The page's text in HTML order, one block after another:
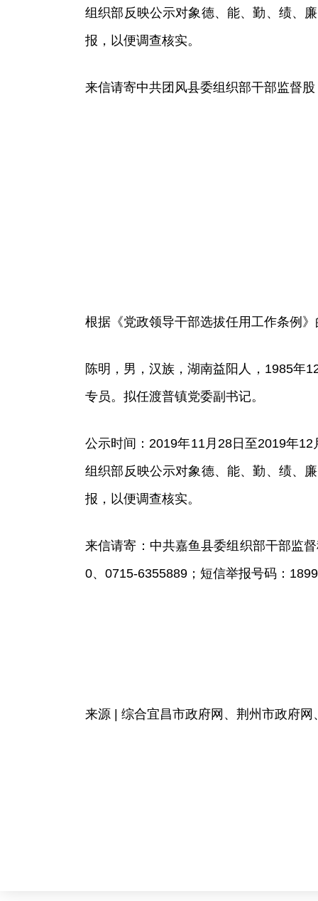
组织部反映公示对象德、能、勤、绩、
报，以便调查核实。
来信请寄中共团风县委组织部干部监督
根据《党政领导干部选拔任用工作条例
陈明，男，汉族，湖南益阳人，1985年
专员。拟任渡普镇党委副书记。
公示时间：2019年11月28日至2019年
组织部反映公示对象德、能、勤、绩、
报，以便调查核实。
来信请寄：中共嘉鱼县委组织部干部监
0、0715-6355889；短信举报号码：
来源 | 综合宜昌市政府网、荆州市政府